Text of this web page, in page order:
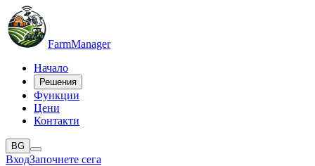
FarmManager
Начало
Решения
Функции
Цени
Контакти
BG
ВходЗапочнете сега